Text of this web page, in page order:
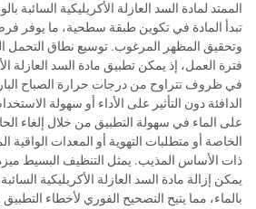
الممتد لمادة السد العازلة الأكريليكية السائبة
تبدأ المادة في تكوين طبقة سطحية، ما يوفر
وتحقيق المظهر المرغوب. توسيع نطاق التحمل
فترة العمل، إذ يمكن تطبيق مادة السد العازلة
في ظروف تتراوح من درجات حرارة الصباح
الدافئة دون التأثير على الأداء أو سهولة
على الماء في سهولة التطبيق من خلال إلغاء
الخاصة أو متطلبات التهوية أو المعدات الواقية
ذات الأساس المذيب. يمثل التنظيف البسيط
يمكن إزالة مادة السد العازلة الأكريليكية
بالماء، مما يتيح التصحيح الفوري لأخطاء